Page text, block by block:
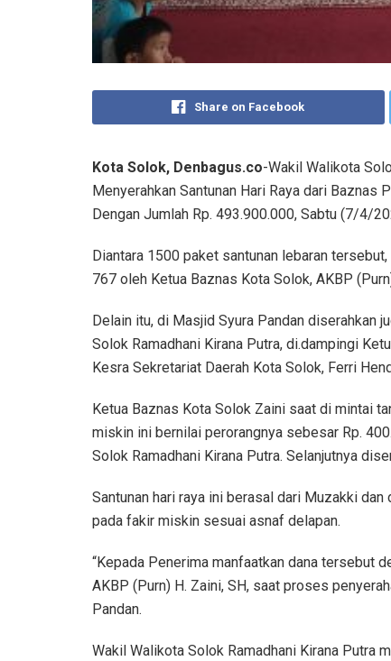
Share on Facebook
Kota Solok, Denbagus.co-Wakil Walikota
Menyerahkan Santunan Hari Raya dari
Dengan Jumlah Rp. 493.900.000, Sabtu (7/4/
Diantara 1500 paket santunan lebaran
767 oleh Ketua Baznas Kota Solok, AKBP
Delain itu, di Masjid Syura Pandan diserahkan
Solok Ramadhani Kirana Putra, di.dampingi
Kesra Sekretariat Daerah Kota Solok, Ferri
Ketua Baznas Kota Solok Zaini saat di mintai
miskin ini bernilai perorangnya sebesar Rp.
Solok Ramadhani Kirana Putra. Selanjutnya
Santunan hari raya ini berasal dari Muzakki
pada fakir miskin sesuai asnaf delapan.
“Kepada Penerima manfaatkan dana tersebut
AKBP (Purn) H. Zaini, SH, saat proses
Pandan.
Wakil Walikota Solok Ramadhani Kirana Putra